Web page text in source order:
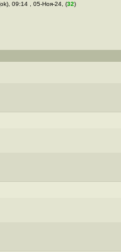
09:14 , 05-Ноя-24, (32)